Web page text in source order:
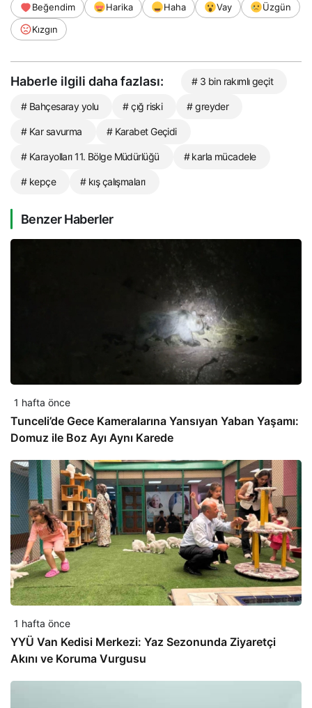
Beğendim Harika Haha Vay
Üzgün
Kızgın
Haberle ilgili daha fazlası: # 3 bin rakımlı geçit
# Bahçesaray yolu # çığ riski # greyder
# Kar savurma # Karabet Geçidi
# Karayolları 11. Bölge Müdürlüğü # karla mücadele
# kepçe # kış çalışmaları
Benzer Haberler
1 hafta önce
Tunceli’de Gece Kameralarına Yansıyan Yaban Yaşamı:
Domuz ile Boz Ayı Aynı Karede
1 hafta önce
YYÜ Van Kedisi Merkezi: Yaz Sezonunda Ziyaretçi
Akını ve Koruma Vurgusu